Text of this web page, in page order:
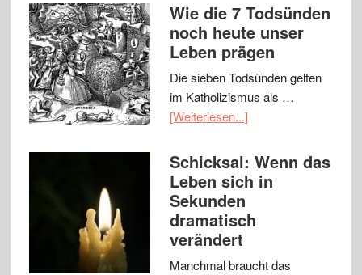
Wie die 7 Todsünden
noch heute unser
Leben prägen
Die sieben Todsünden gelten
im Katholizismus als …
[Weiterlesen...]
Schicksal: Wenn das
Leben sich in
Sekunden
dramatisch
verändert
Manchmal braucht das